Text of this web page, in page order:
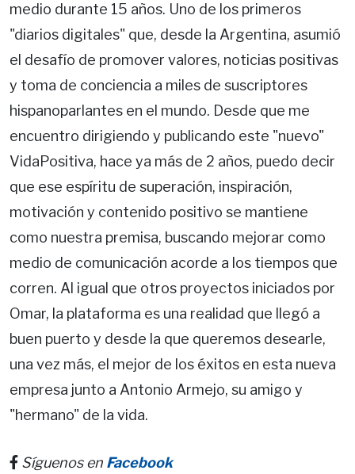
medio durante 15 años. Uno de los primeros
"diarios digitales" que, desde la Argentina, asumió
el desafío de promover valores, noticias positivas
y toma de conciencia a miles de suscriptores
hispanoparlantes en el mundo. Desde que me
encuentro dirigiendo y publicando este "nuevo"
VidaPositiva, hace ya más de 2 años, puedo decir
que ese espíritu de superación, inspiración,
motivación y contenido positivo se mantiene
como nuestra premisa, buscando mejorar como
medio de comunicación acorde a los tiempos que
corren. Al igual que otros proyectos iniciados por
Omar, la plataforma es una realidad que llegó a
buen puerto y desde la que queremos desearle,
una vez más, el mejor de los éxitos en esta nueva
empresa junto a Antonio Armejo, su amigo y
"hermano" de la vida.
Síguenos en Facebook